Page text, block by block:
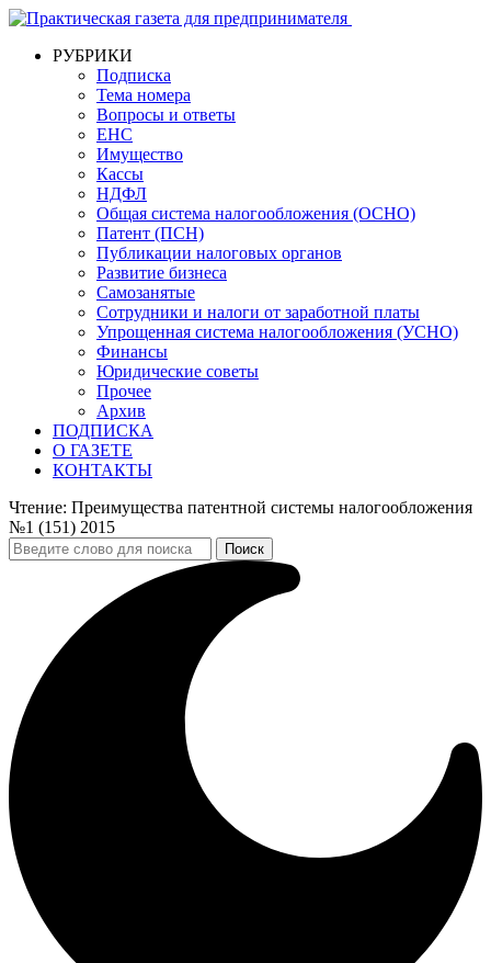
РУБРИКИ
Подписка
Тема номера
Вопросы и ответы
ЕНС
Имущество
Кассы
НДФЛ
Общая система налогообложения (ОСНО)
Патент (ПСН)
Публикации налоговых органов
Развитие бизнеса
Самозанятые
Сотрудники и налоги от заработной платы
Упрощенная система налогообложения (УСНО)
Финансы
Юридические советы
Прочее
Архив
ПОДПИСКА
О ГАЗЕТЕ
КОНТАКТЫ
Чтение: Преимущества патентной системы налогообложения
№1 (151) 2015